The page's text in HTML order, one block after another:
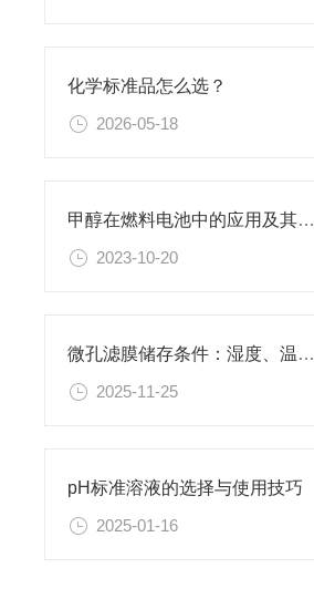
化学标准品怎么选？
2026-05-18
甲醇在燃料电池中的应用及其特性
2023-10-20
微孔滤膜储存条件：湿度、温度与有效期管理指南
2025-11-25
pH标准溶液的选择与使用技巧
2025-01-16